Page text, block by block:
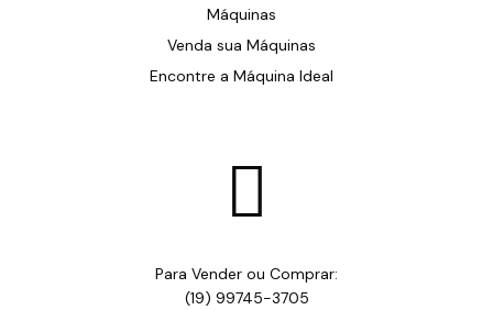
Máquinas
Venda sua Máquinas
Encontre a Máquina Ideal

Para Vender ou Comprar:
(19) 99745-3705